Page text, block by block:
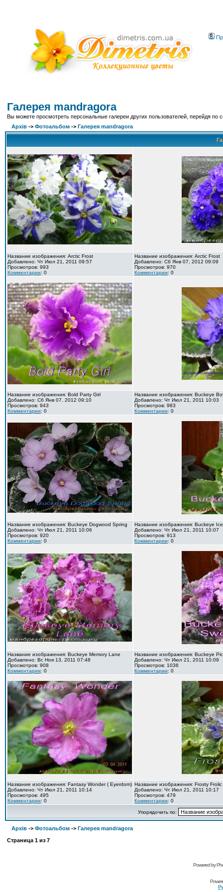
Галерея mandragora
Вы можете просмотреть персональные галереи других пользователей, перейдя по
Архів -> Фотоальбом -> Галерея mandragora
Название изображения: Arctic Frost
Добавлено: Чт Июл 21, 2011 09:57
Просмотров: 993
Комментарии: 0
Название изображения: Arctic Frost
Добавлено: Сб Янв 07, 2012 09:09
Просмотров: 970
Комментарии: 0
Название изображения: Bold Party Girl
Добавлено: Сб Янв 07, 2012 09:10
Просмотров: 943
Комментарии: 0
Название изображения: Buckeye
Добавлено: Чт Июл 21, 2011 10:03
Просмотров: 983
Комментарии: 0
Название изображения: Buckeye Dogwood Spring
Добавлено: Чт Июл 21, 2011 10:06
Просмотров: 920
Комментарии: 0
Название изображения: Buckeye
Добавлено: Чт Июл 21, 2011 10:07
Просмотров: 913
Комментарии: 0
Название изображения: Buckeye Memory Lane
Добавлено: Вс Ноя 13, 2011 07:48
Просмотров: 908
Комментарии: 0
Название изображения: Buckeye
Добавлено: Чт Июл 21, 2011 10:09
Просмотров: 1036
Комментарии: 0
Название изображения: Fantasy Wonder ( Eyerdom)
Добавлено: Чт Июл 21, 2011 10:14
Просмотров: 495
Комментарии: 0
Название изображения: Frosty Frolic
Добавлено: Чт Июл 21, 2011 10:17
Просмотров: 479
Комментарии: 0
Упорядочить по:
Архів -> Фотоальбом -> Галерея mandragora
Страница 1 из 7
Powered by